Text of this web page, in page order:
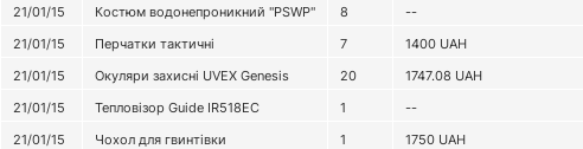
21/01/15
Костюм водонепроникний "PSWP" 8 --
21/01/15
Перчатки тактичні 7 1400 UAH
21/01/15
Окуляри захисні UVEX Genesis 20 1747.08 UAH
21/01/15
Тепловізор Guide IR518EC 1 --
21/01/15
Чохол для гвинтівки 1 1750 UAH